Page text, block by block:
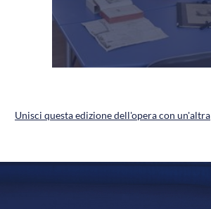
Unisci questa edizione dell'opera con un'altra